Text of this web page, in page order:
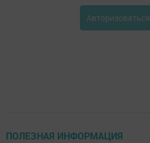
Авторизоваться
ПОЛЕЗНАЯ ИНФОРМАЦИЯ